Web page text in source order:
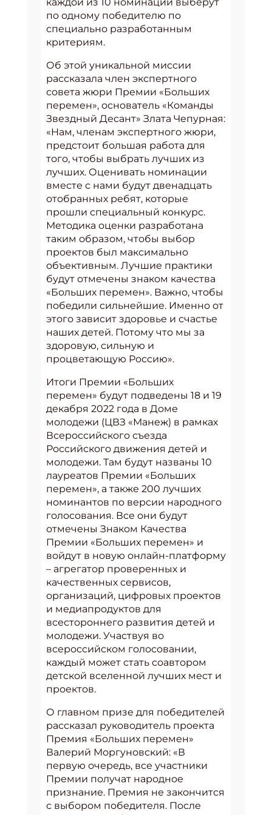
по одному победителю по
специально разработанным
критериям.
Об этой уникальной миссии
рассказала член экспертного
совета жюри Премии «Больших
перемен», основатель «Команды
Звездный Десант» Злата Чепурная:
«Нам, членам экспертного жюри,
предстоит большая работа для
того, чтобы выбрать лучших из
лучших. Оценивать номинации
вместе с нами будут двенадцать
отобранных ребят, которые
прошли специальный конкурс.
Методика оценки разработана
таким образом, чтобы выбор
проектов был максимально
объективным. Лучшие практики
будут отмечены знаком качества
«Больших перемен». Важно, чтобы
победили сильнейшие. Именно от
этого зависит здоровье и счастье
наших детей. Потому что мы за
здоровую, сильную и
процветающую Россию».
Итоги Премии «Больших
перемен» будут подведены 18 и 19
декабря 2022 года в Доме
молодежи (ЦВЗ «Манеж) в рамках
Всероссийского съезда
Российского движения детей и
молодежи. Там будут названы 10
лауреатов Премии «Больших
перемен», а также 200 лучших
номинантов по версии народного
голосования. Все они будут
отмечены Знаком Качества
Премии «Больших перемен» и
войдут в новую онлайн-платформу
– агрегатор проверенных и
качественных сервисов,
организаций, цифровых проектов
и медиапродуктов для
всестороннего развития детей и
молодежи. Участвуя во
всероссийском голосовании,
каждый может стать соавтором
детской вселенной лучших мест и
проектов.
О главном призе для победителей
рассказал руководитель проекта
Премия «Больших перемен»
Валерий Моргуновский: «В
первую очередь, все участники
Премии получат народное
признание. Премия не закончится
с выбором победителя. После